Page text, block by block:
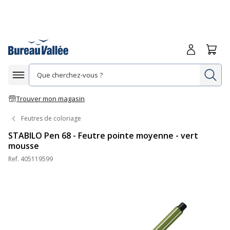
Afficher la navigation
Trouver mon magasin
Me
Feutres de coloriage
STABILO Pen 68 - Feutre pointe moyenne - vert
mousse
Ref. 405119599